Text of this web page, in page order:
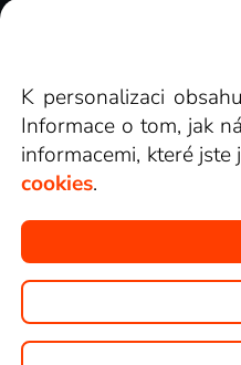
K personalizaci
Informace o tom, jak
informacemi, které
cookies.